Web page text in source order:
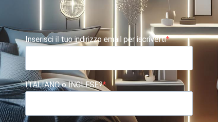
Inserisci il tuo indirizzo email per iscriverti
ITALIANO o INGLESE?